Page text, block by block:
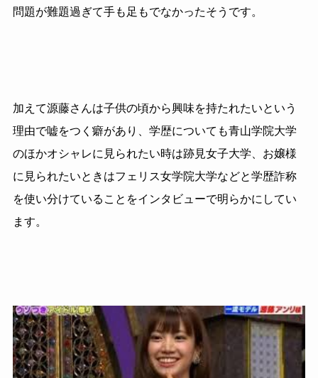
問題が難題過ぎて手も足もでなかったそうです。
加えて源藤さんは子供の頃から興味を持たれたいという
理由で嘘をつく癖があり、学歴についても青山学院大学
のほかオシャレに見られたい時は跡見女子大学、お嬢様
に見られたいときはフェリス女学院大学などと学歴詐称
を使い分けていることをインタビューで明らかにしてい
ます。